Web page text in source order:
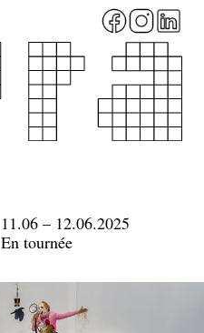
11.06 – 12.06.2025
En tournée